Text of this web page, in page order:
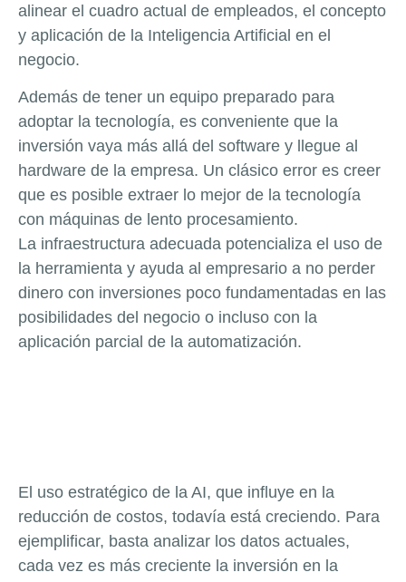
alinear el cuadro actual de empleados, el concepto
y aplicación de la Inteligencia Artificial en el
negocio.
Además de tener un equipo preparado para
adoptar la tecnología, es conveniente que la
inversión vaya más allá del software y llegue al
hardware de la empresa. Un clásico error es creer
que es posible extraer lo mejor de la tecnología
con máquinas de lento procesamiento.
La infraestructura adecuada potencializa el uso de
la herramienta y ayuda al empresario a no perder
dinero con inversiones poco fundamentadas en las
posibilidades del negocio o incluso con la
aplicación parcial de la automatización.
El uso estratégico de la AI, que influye en la
reducción de costos, todavía está creciendo. Para
ejemplificar, basta analizar los datos actuales,
cada vez es más creciente la inversión en la